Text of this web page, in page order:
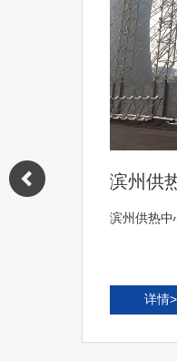
滨州供
滨州供热中
详情